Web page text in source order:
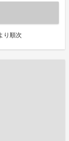
り順次